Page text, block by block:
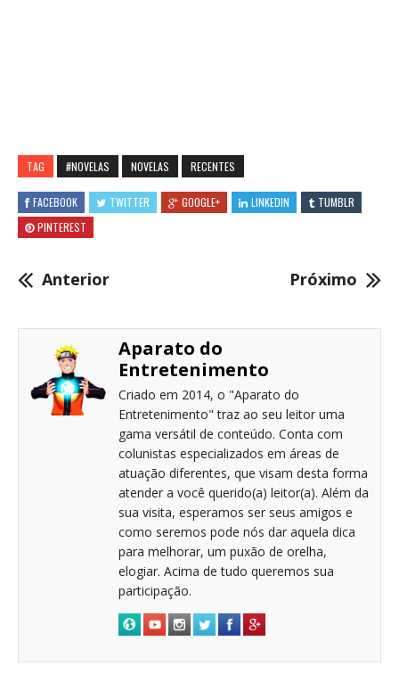
TAG #NOVELAS NOVELAS RECENTES
FACEBOOK TWITTER GOOGLE+ LINKEDIN
TUMBLR
PINTEREST
Anterior Próximo
Aparato do
Entretenimento
Criado em 2014, o "Aparato do
Entretenimento" traz ao seu leitor uma
gama versátil de conteúdo. Conta com
colunistas especializados em áreas de
atuação diferentes, que visam desta forma
atender a você querido(a) leitor(a). Além da
sua visita, esperamos ser seus amigos e
como seremos pode nós dar aquela dica
para melhorar, um puxão de orelha,
elogiar. Acima de tudo queremos sua
participação.